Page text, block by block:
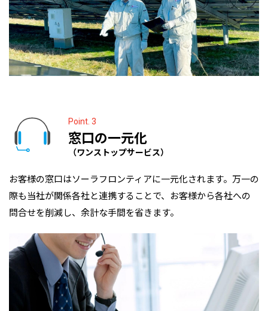
Point. 3
窓口の一元化
（ワンストップサービス）
お客様の窓口はソーラフロンティアに一元化されます。万一の
際も当社が関係各社と連携することで、お客様から各社への
問合せを削減し、余計な手間を省きます。